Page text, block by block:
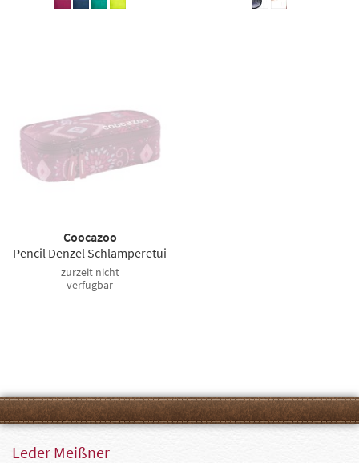
Coocazoo
Pencil Denzel Schlamperetui
zurzeit nicht
verfügbar
Leder Meißner